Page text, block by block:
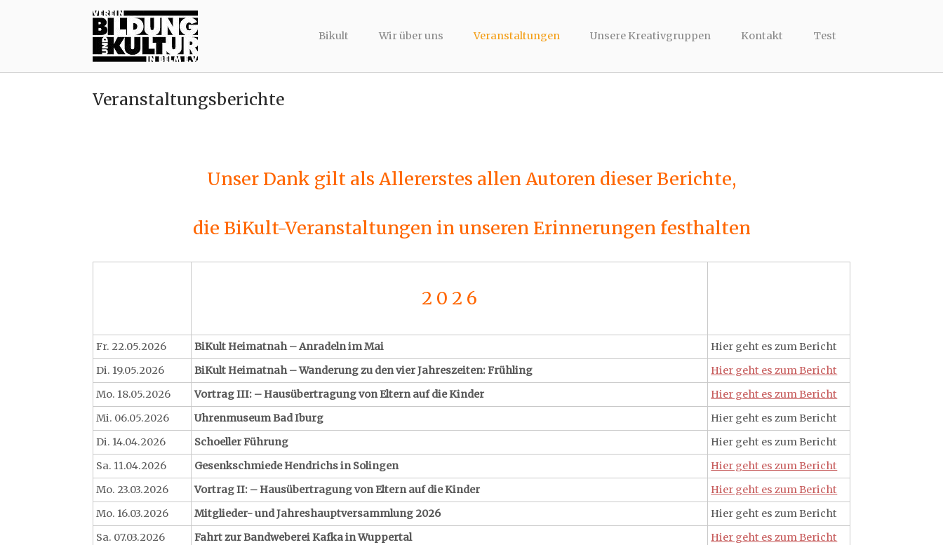
Home
Bikult
Wir über uns Veranstaltungen Unsere Kreativgruppen Kontakt Test
Veranstaltungsberichte
Unser Dank gilt als Allererstes allen Autoren dieser Berichte,
die BiKult-Veranstaltungen in unseren Erinnerungen festhalten
2 0 2 6
Fr. 22.05.2026 BiKult Heimatnah – Anradeln im Mai
Hier geht es zum Bericht
Di. 19.05.2026
BiKult Heimatnah – Wanderung zu den vier Jahreszeiten: Frühling
Hier geht es zum Bericht
Mo. 18.05.2026
Vortrag III: – Hausübertragung von Eltern auf die Kinder
Hier geht es zum Bericht
Mi. 06.05.2026
Uhrenmuseum Bad Iburg
Hier geht es zum Bericht
Di. 14.04.2026
Schoeller Führung
Hier geht es zum Bericht
Sa. 11.04.2026
Gesenkschmiede Hendrichs in Solingen
Hier geht es zum Bericht
Mo. 23.03.2026
Vortrag II: – Hausübertragung von Eltern auf die Kinder
Hier geht es zum Bericht
Mo. 16.03.2026
Mitglieder- und Jahreshauptversammlung 2026
Hier geht es zum Bericht
Sa. 07.03.2026
Fahrt zur Bandweberei Kafka in Wuppertal
Hier geht es zum Bericht